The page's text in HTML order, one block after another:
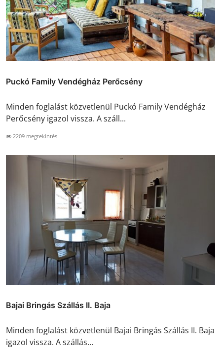
Puckó Family Vendégház Perőcsény
Minden foglalást közvetlenül Puckó Family Vendégház
Perőcsény igazol vissza. A száll...
2209 megtekintés
Bajai Bringás Szállás II. Baja
Minden foglalást közvetlenül Bajai Bringás Szállás II. Baja
igazol vissza. A szállás...